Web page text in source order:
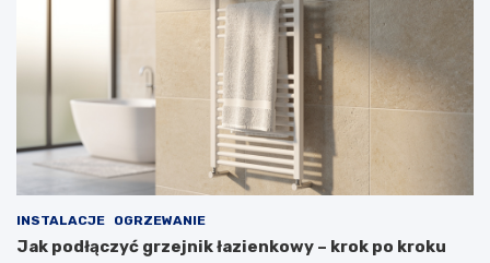
INSTALACJE OGRZEWANIE
Jak podłączyć grzejnik łazienkowy – krok po kroku